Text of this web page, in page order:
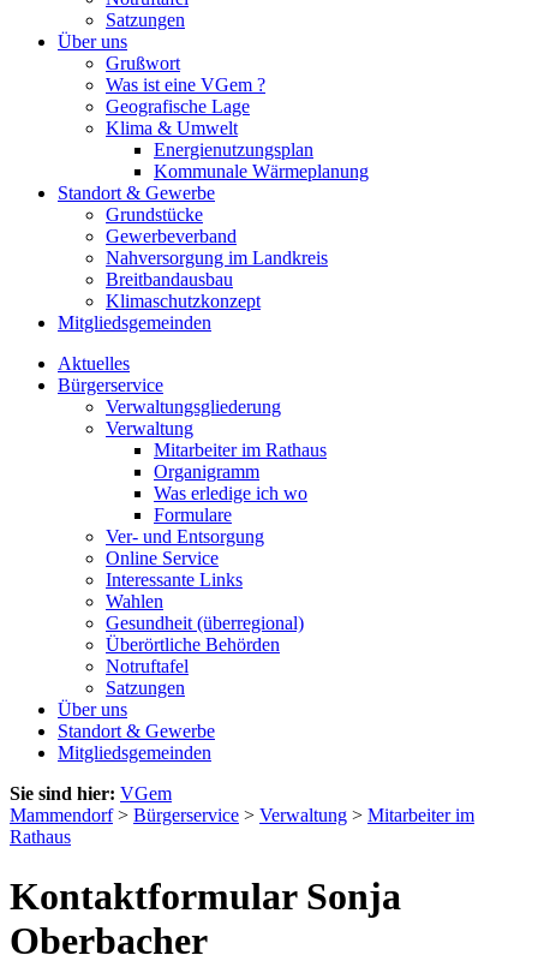
Satzungen
Über uns
Grußwort
Was ist eine VGem ?
Geografische Lage
Klima & Umwelt
Energienutzungsplan
Kommunale Wärmeplanung
Standort & Gewerbe
Grundstücke
Gewerbeverband
Nahversorgung im Landkreis
Breitbandausbau
Klimaschutzkonzept
Mitgliedsgemeinden
Aktuelles
Bürgerservice
Verwaltungsgliederung
Verwaltung
Mitarbeiter im Rathaus
Organigramm
Was erledige ich wo
Formulare
Ver- und Entsorgung
Online Service
Interessante Links
Wahlen
Gesundheit (überregional)
Überörtliche Behörden
Notruftafel
Satzungen
Über uns
Standort & Gewerbe
Mitgliedsgemeinden
Sie sind hier: VGem
Mammendorf> Bürgerservice > Verwaltung > Mitarbeiter im
Rathaus
Kontaktformular Sonja
Oberbacher